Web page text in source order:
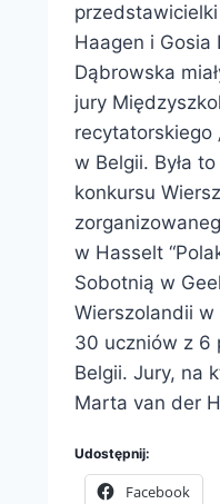
zarząd
Haagen i Gosia
Dąbrowska
jury
recytatorskiego
w Belgii. Była
konkursu
w Hasselt
Sobotnią w
Wierszolandii w
30 uczniów z 6
Belgii. Jury, na
Marta van der
Udostępnij:
Facebook